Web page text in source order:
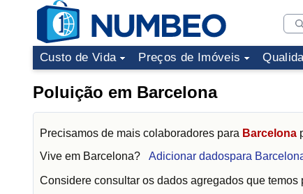
Custo de Vida Preços de Imóveis
Poluição em Barcelona
Precisamos de mais colaboradores para Barcelona
Vive em Barcelona? Adicionar dadospara
Considere consultar os dados agregados que temos